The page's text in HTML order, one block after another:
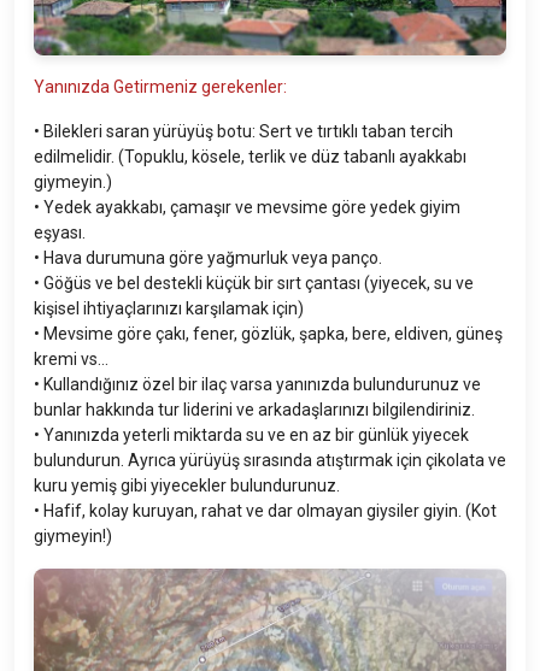
Yanınızda Getirmeniz gerekenler:
• Bilekleri saran yürüyüş botu: Sert ve tırtıklı taban tercih
edilmelidir. (Topuklu, kösele, terlik ve düz tabanlı ayakkabı
giymeyin.)
• Yedek ayakkabı, çamaşır ve mevsime göre yedek giyim
eşyası.
• Hava durumuna göre yağmurluk veya panço.
• Göğüs ve bel destekli küçük bir sırt çantası (yiyecek, su ve
kişisel ihtiyaçlarınızı karşılamak için)
• Mevsime göre çakı, fener, gözlük, şapka, bere, eldiven, güneş
kremi vs…
• Kullandığınız özel bir ilaç varsa yanınızda bulundurunuz ve
bunlar hakkında tur liderini ve arkadaşlarınızı bilgilendiriniz.
• Yanınızda yeterli miktarda su ve en az bir günlük yiyecek
bulundurun. Ayrıca yürüyüş sırasında atıştırmak için çikolata ve
kuru yemiş gibi yiyecekler bulundurunuz.
• Hafif, kolay kuruyan, rahat ve dar olmayan giysiler giyin. (Kot
giymeyin!)